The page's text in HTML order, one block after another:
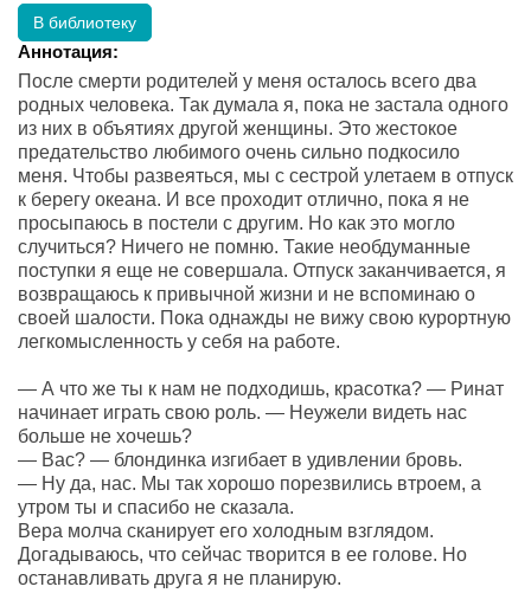
В библиотеку
Аннотация:
После смерти родителей у меня осталось всего два
родных человека. Так думала я, пока не застала одного
из них в объятиях другой женщины. Это жестокое
предательство любимого очень сильно подкосило
меня. Чтобы развеяться, мы с сестрой улетаем в отпуск
к берегу океана. И все проходит отлично, пока я не
просыпаюсь в постели с другим. Но как это могло
случиться? Ничего не помню. Такие необдуманные
поступки я еще не совершала. Отпуск заканчивается, я
возвращаюсь к привычной жизни и не вспоминаю о
своей шалости. Пока однажды не вижу свою курортную
легкомысленность у себя на работе.
— А что же ты к нам не подходишь, красотка? — Ринат
начинает играть свою роль. — Неужели видеть нас
больше не хочешь?
— Вас? — блондинка изгибает в удивлении бровь.
— Ну да, нас. Мы так хорошо порезвились втроем, а
утром ты и спасибо не сказала.
Вера молча сканирует его холодным взглядом.
Догадываюсь, что сейчас творится в ее голове. Но
останавливать друга я не планирую.